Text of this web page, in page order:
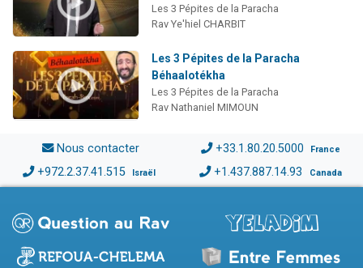
Les 3 Pépites de la Paracha
Rav Ye'hiel CHARBIT
Les 3 Pépites de la Paracha
Béhaalotékha
Les 3 Pépites de la Paracha
Rav Nathaniel MIMOUN
Nous contacter +33.1.80.20.5000 France
+972.2.37.41.515 Israël +1.437.887.14.93 Canada